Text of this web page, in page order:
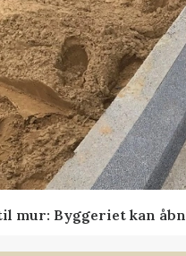
mur: Byggeriet kan